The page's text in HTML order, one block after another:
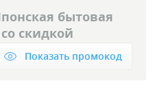
бытовая
скидкой
Показать промокод